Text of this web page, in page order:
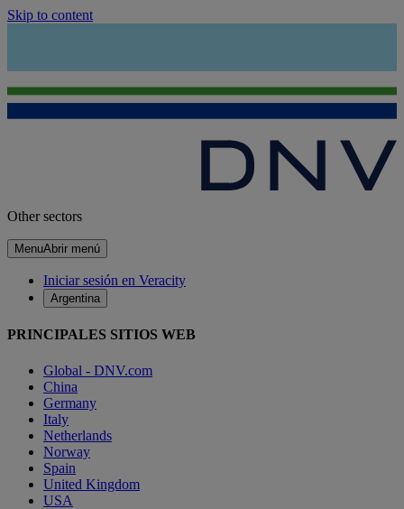
Skip to content
Other sectors
MenuAbrir menú
Iniciar sesión en Veracity
Argentina
PRINCIPALES SITIOS WEB
Global - DNV.com
China
Germany
Italy
Netherlands
Norway
Spain
United Kingdom
USA